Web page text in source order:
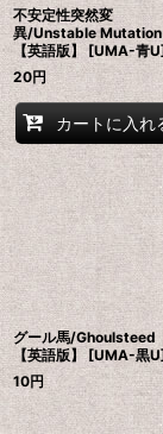
不安定性突然変
異/Unstable Mutation
【英語版】 [UMA-青
20円
カートに入れ
グール馬/Ghoulsteed
【英語版】 [UMA-黒
10円